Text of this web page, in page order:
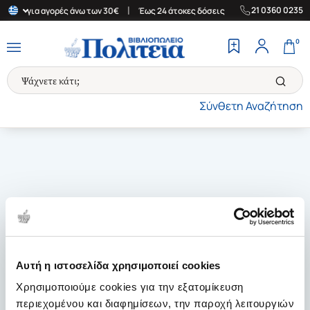
Αυτή η ιστοσελίδα χρησιμοποιεί cookies
Χρησιμοποιούμε cookies για την εξατομίκευση
περιεχομένου και διαφημίσεων, την παροχή λειτουργιών
για αγορές άνω των 30€ Έως 24 άτοκες δόσεις | Δωρεάν
21 0360 0235
Σύνθετη Αναζήτηση
0